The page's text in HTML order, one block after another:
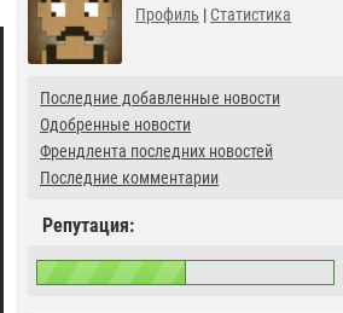
Профиль | Статистика
Последние добавленные новости
Одобренные новости
Френдлента последних новостей
Последние комментарии
Репутация: